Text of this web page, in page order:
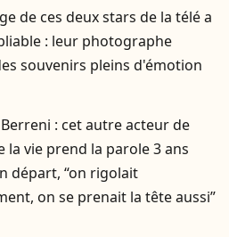
de ces deux stars de la télé a
: leur photographe
souvenirs pleins d'émotion
: cet autre acteur de
la vie prend la parole 3 ans
départ, “on rigolait
on se prenait la tête aussi”